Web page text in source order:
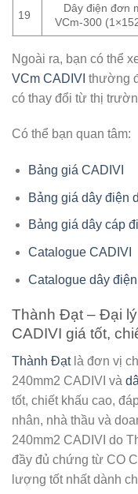
19
Dây điện đơn
VCm-300
Ngoài ra, bạn có thể
VCm CADIVI thường
có thay đổi từ thị
Có thể bạn quan tâm:
Bảng giá CADIVI
Bảng giá dây điện
Bảng giá dây cáp
Catalogue CADIVI
Catalogue dây
Thành Đạt – Đại
CADIVI giá tốt,
Thành Đạtlà đơn vị
240mm2 CADIVI và
tốt, chiết khấu cao,
nhân, nhà thầu và
240mm2 CADIVI do
đầy đủ chứng từ CO
lượng tốt nhất dành